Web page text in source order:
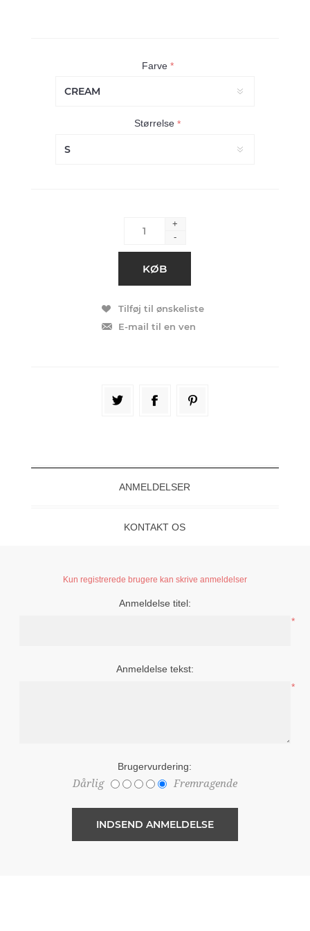
Farve *
Størrelse*
+
-
ANMELDELSER
KONTAKT OS
Kun registrerede brugere kan skrive anmeldelser
Anmeldelse titel:
*
Anmeldelse tekst:
*
Brugervurdering:
Dårlig Fremragende